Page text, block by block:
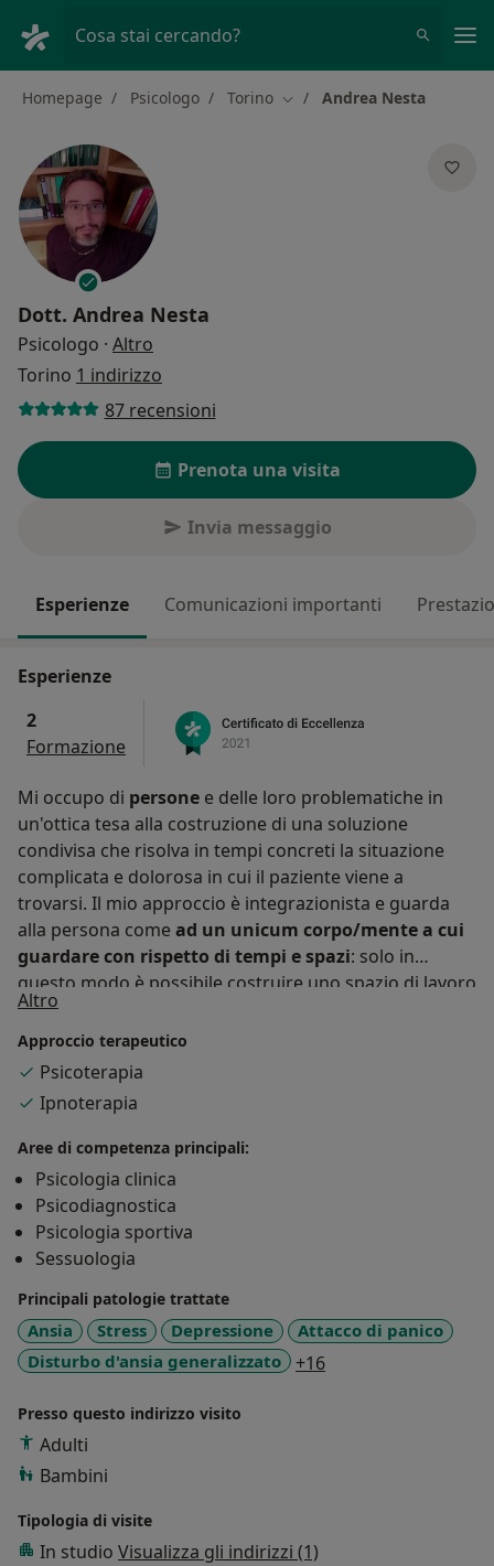
Cosa stai cercando?
Homepage Psicologo Torino Cambia città
Andrea Nesta
Dott. Andrea Nesta
Psicologo · Altro
Torino 1 indirizzo
87 recensioni
Prenota una visita
Invia messaggio
Esperienze Comunicazioni importanti
Esperienze
2
Formazione
Mi occupo di persone e delle loro problematiche in
un'ottica tesa alla costruzione di una soluzione
condivisa che risolva in tempi concreti la situazione
complicata e dolorosa in cui il paziente viene a
trovarsi. Il mio approccio è integrazionista e guarda
alla persona come ad un unicum corpo/mente a cui
guardare con rispetto di tempi e spazi: solo in
questo modo è possibile costruire uno spazio di lavoro
su se stessi in cui raggiungere un rinnovato e ritrovato
stato di benessere. Ciò che sottolineo è come il
percorso terapeutico
singolo individuo e mai un qualcosa di calato dall'alto e
standardizzato senza rispetto dell'unicità di ognuno di
noi.
Altro
Approccio terapeutico
Psicoterapia
Ipnoterapia
Aree di competenza principali:
Psicologia clinica
Psicodiagnostica
Psicologia sportiva
Sessuologia
Principali patologie trattate
Ansia Stress Depressione
Attacco di panico
Disturbo d'ansia generalizzato
+16
Presso questo indirizzo visito
Adulti
Bambini
Tipologia di visite
In studio Visualizza gli indirizzi (1)